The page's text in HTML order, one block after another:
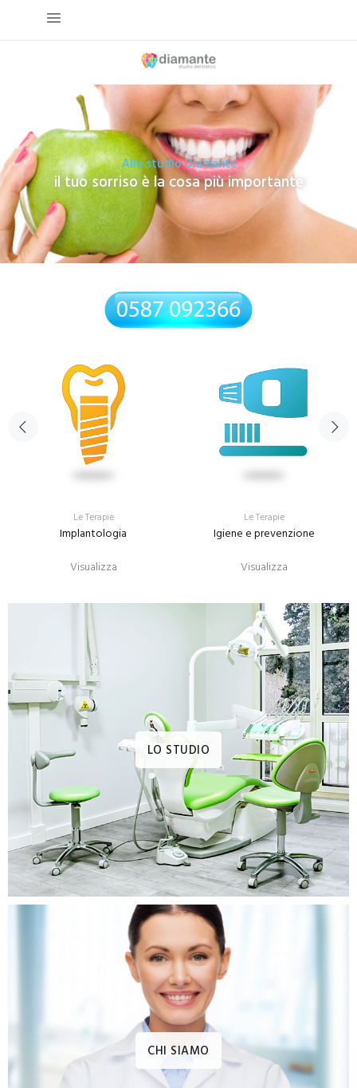
Allo studio Diamante
il tuo sorriso è la cosa più importante
Le Terapie
Implantologia
Visualizza
Le Terapie
Igiene e prevenzione
Visualizza
LO STUDIO
CHI SIAMO